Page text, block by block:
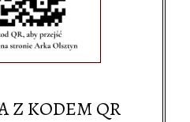
Z KODEM QR